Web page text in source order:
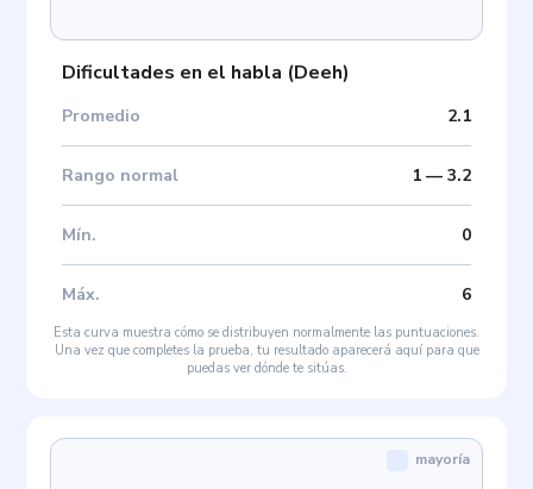
Dificultades en el habla (Deeh)
Promedio 2.1
Rango normal 1— 3.2
Mín. 0
Máx. 6
Esta curva muestra cómo se distribuyen normalmente las puntuaciones.
Una vez que completes la prueba, tu resultado aparecerá aquí para que
puedas ver dónde te sitúas.
mayoría